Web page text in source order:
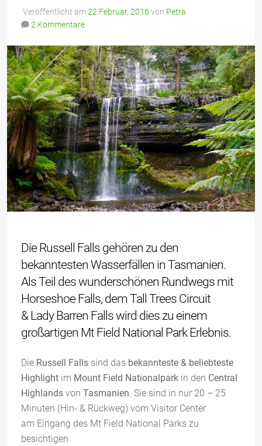
Veröffentlicht am22 Februar, 2016 von Petra
2 Kommentare
Die Russell Falls gehören zu den
bekanntesten Wasserfällen in Tasmanien.
Als Teil des wunderschönen Rundwegs mit
Horseshoe Falls, dem Tall Trees Circuit
& Lady Barren Falls wird dies zu einem
großartigen Mt Field National Park Erlebnis.
Die Russell Falls sind das bekannteste & beliebteste
Highlight im Mount Field Nationalpark in den Central
Highlands von Tasmanien . Sie sind in nur 20 – 25
Minuten (Hin- & Rückweg) vom Visitor Center
am Eingang des Mt Field National Parks zu
besichtigen.